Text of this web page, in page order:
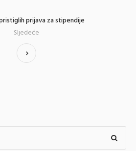
prijava za stipendije
Sljedeće